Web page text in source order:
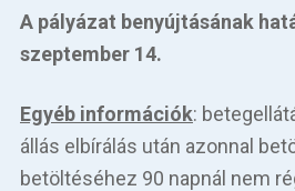
A pályázat benyújtásának
szeptember 14.
Egyéb információk:
állás elbírálás után azonnal
betöltéséhez 90 napnál nem